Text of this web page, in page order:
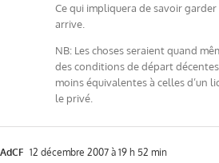
Ce qui impliquera de savoir garder
arrive.
NB: Les choses seraient quand
des conditions de départ
moins équivalentes à celles d’un
le privé.
AdCF 12 décembre 2007 à 19 h 52 min